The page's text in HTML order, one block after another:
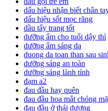
dấu hiệu nhận biết chân
dấu hiệu sốt mọc răng
dầu tẩy trang tốt
dưỡng ẩm cho tuổi dậy thì
dưỡng ẩm sáng da
duong da toan than sau
dưỡng sáng an toàn
dưỡng sáng lành tính
đạm a2
đau đầu hay quên
đau đầu hoa mắt chóng
đau đầu ở thái dương